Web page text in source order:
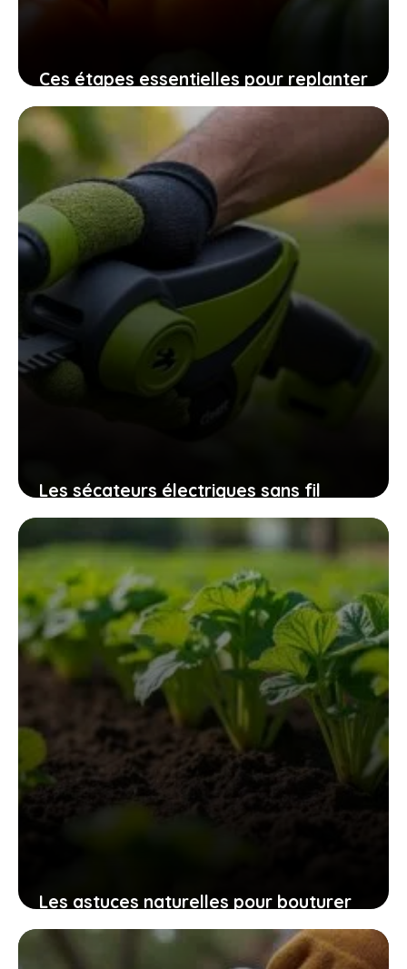
Ces étapes essentielles pour replanter
vos graines de tomates maison
assurent une récolte pleine de saveurs
10 novembre 2025
Les sécateurs électriques sans fil
32mm qui révolutionnent l’entretien
des espaces verts sans fatigue
excessive
9 novembre 2025
Les astuces naturelles pour bouturer
les patates douces et cultiver
facilement chez soi des plants